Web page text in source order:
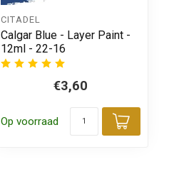
CITADEL
Calgar Blue - Layer Paint -
12ml - 22-16
€3,60
Op voorraad